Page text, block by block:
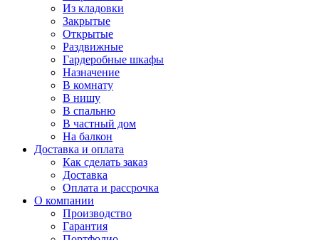
Из кладовки
Закрытые
Открытые
Раздвижные
Гардеробные шкафы
Назначение
В комнату
В нишу
В спальню
В частный дом
На балкон
Доставка и оплата
Как сделать заказ
Доставка
Оплата и рассрочка
О компании
Производство
Гарантия